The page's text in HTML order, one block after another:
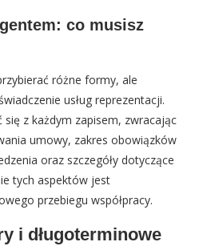
co musisz
różne formy, ale
usług reprezentacji.
się z każdym zapisem, zwracając
umowy, zakres obowiązków
oraz szczegóły dotyczące
tych aspektów jest
przebiegu współpracy.
i długoterminowe